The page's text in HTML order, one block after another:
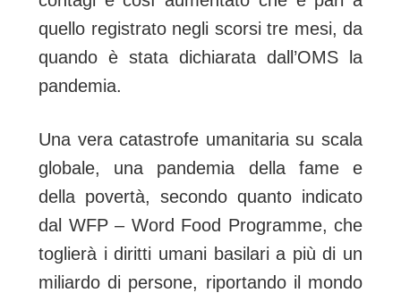
quello registrato negli scorsi tre mesi, da
quando è stata dichiarata dall’OMS la
pandemia.
Una vera catastrofe umanitaria su scala
globale, una pandemia della fame e
della povertà, secondo quanto indicato
dal WFP – Word Food Programme, che
toglierà i diritti umani basilari a più di un
miliardo di persone, riportando il mondo